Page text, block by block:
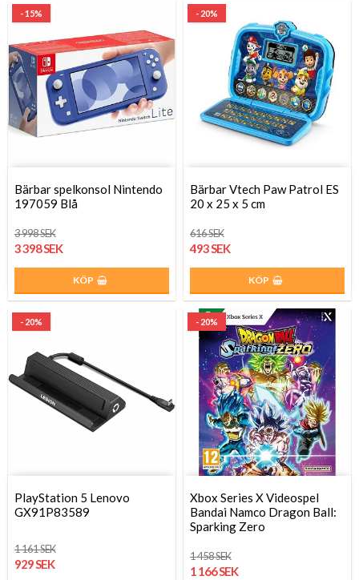
- 15%
Bärbar spelkonsol Nintendo
197059 Blå
3 998 SEK
3 398 SEK
KÖP
- 20%
Bärbar Vtech Paw Patrol ES
20 x 25 x 5 cm
616 SEK
493 SEK
KÖP
- 20%
PlayStation 5 Lenovo
GX91P83589
1 161 SEK
929 SEK
- 20%
Xbox Series X Videospel
Bandai Namco Dragon Ball:
Sparking Zero
1 458 SEK
1 166 SEK